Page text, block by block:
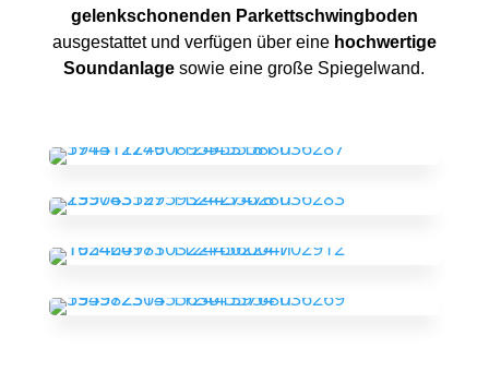
gelenkschonenden Parkettschwingboden
ausgestattet und verfügen über eine hochwertige
Soundanlage sowie eine große Spiegelwand.